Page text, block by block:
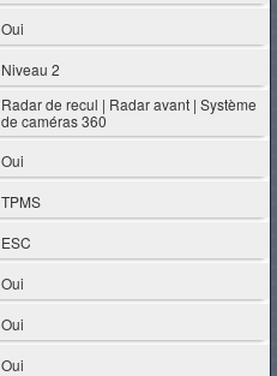
Oui
Niveau 2
Radar de recul | Radar avant | Système
de caméras 360
Oui
TPMS
ESC
Oui
Oui
Oui